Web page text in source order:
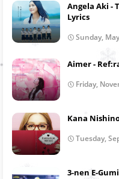
Angela Aki -
Lyrics
Sunday,
Aimer -
Friday,
Kana
Tuesday,
3-nen E-